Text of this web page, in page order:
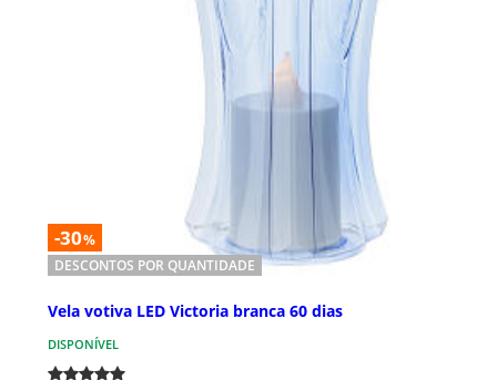
-30%
DESCONTOS POR QUANTIDADE
Vela votiva LED Victoria branca 60 dias
DISPONÍVEL